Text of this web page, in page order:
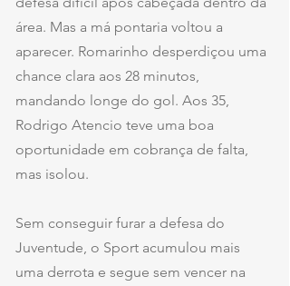
área. Mas a má pontaria voltou a
aparecer. Romarinho desperdiçou uma
chance clara aos 28 minutos,
mandando longe do gol. Aos 35,
Rodrigo Atencio teve uma boa
oportunidade em cobrança de falta,
mas isolou.
Sem conseguir furar a defesa do
Juventude, o Sport acumulou mais
uma derrota e segue sem vencer na